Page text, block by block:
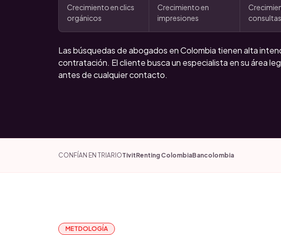
Crecimiento en clics
orgánicos
Crecimiento en
impresiones
Las búsquedas de abogados en Colombia tienen alta
contratación. El cliente busca un especialista en su área
antes de cualquier contacto.
CONFÍAN EN TRIARIOTivitRenting ColombiaBancolombia
METDOLOGÍA